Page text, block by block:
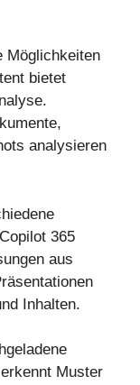
Möglichkeiten
bietet
analysieren
365
aus
Inhalten.
Muster